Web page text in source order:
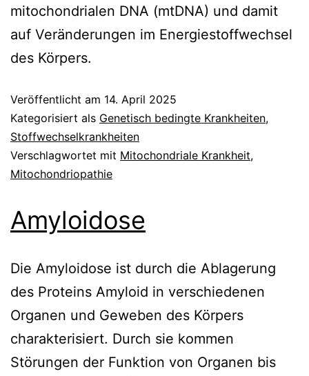
mitochondrialen DNA (mtDNA) und damit
auf Veränderungen im Energiestoffwechsel
des Körpers.
Veröffentlicht am 14. April 2025
Kategorisiert als Genetisch bedingte Krankheiten,
Stoffwechselkrankheiten
Verschlagwortet mit Mitochondriale Krankheit,
Mitochondriopathie
Amyloidose
Die Amyloidose ist durch die Ablagerung
des Proteins Amyloid in verschiedenen
Organen und Geweben des Körpers
charakterisiert. Durch sie kommen
Störungen der Funktion von Organen bis